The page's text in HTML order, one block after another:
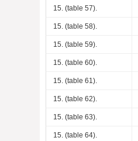
15. (table 57).
15. (table 58).
15. (table 59).
15. (table 60).
15. (table 61).
15. (table 62).
15. (table 63).
15. (table 64).